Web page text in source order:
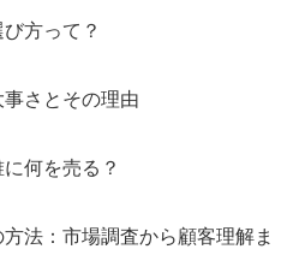
方って？
さとその理由
何を売る？
法：市場調査から顧客理解ま